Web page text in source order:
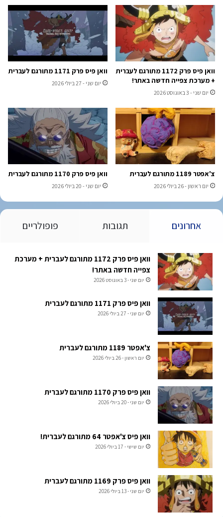
וואן פיס פרק 1172 מתורגם לעברית
+ מערכת צפייה חדשה באתר!
יום שני - 3 באוגוסט 2026
וואן פיס פרק 1171 מתורגם לעברית
יום שני - 27 ביולי 2026
צ'אפטר 1189 מתורגם לעברית
יום ראשון - 26 ביולי 2026
וואן פיס פרק 1170 מתורגם לעברית
יום שני - 20 ביולי 2026
אחרונים תגובות פופולריים
וואן פיס פרק 1172 מתורגם לעברית + מערכת
צפייה חדשה באתר!
יום שני - 3 באוגוסט 2026
וואן פיס פרק 1171 מתורגם לעברית
יום שני - 27 ביולי 2026
צ'אפטר 1189 מתורגם לעברית
יום ראשון - 26 ביולי 2026
וואן פיס פרק 1170 מתורגם לעברית
יום שני - 20 ביולי 2026
וואן פיס צ'אפטר 64 מתורגם לעברית!
יום שישי - 17 ביולי 2026
וואן פיס פרק 1169 מתורגם לעברית
יום שני - 13 ביולי 2026